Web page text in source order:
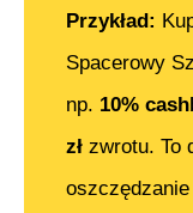
Przykład:
Spacerowy
np. 10%
zł zwrotu. To